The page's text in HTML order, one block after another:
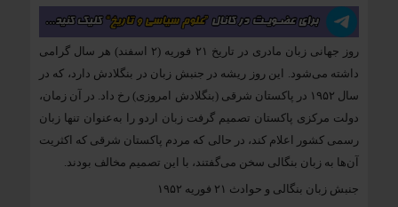
روز جهانی زبان مادری در تاریخ ۲۱ فوریه (۲ اسفند) هر سال گرامی
داشته می‌شود. این روز ریشه در جنبش زبان در بنگلادش دارد، که در
سال ۱۹۵۲ در پاکستان شرقی (بنگلادش امروزی) رخ داد. در آن زمان،
دولت مرکزی پاکستان تصمیم گرفت زبان اردو را به‌عنوان تنها زبان
رسمی کشور اعلام کند، در حالی که مردم پاکستان شرقی که اکثریت
آن‌ها به زبان بنگالی سخن می‌گفتند، با این تصمیم مخالف بودند.
جنبش زبان بنگالی و حوادث ۲۱ فوریه ۱۹۵۲